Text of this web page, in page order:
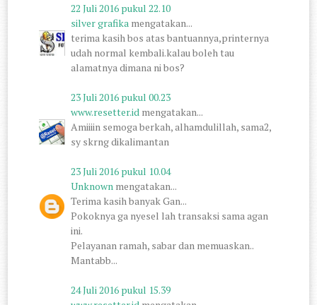
22 Juli 2016 pukul 22.10
silver grafika mengatakan...
terima kasih bos atas bantuannya,printernya
udah normal kembali.kalau boleh tau
alamatnya dimana ni bos?
23 Juli 2016 pukul 00.23
www.resetter.id mengatakan...
Amiiiin semoga berkah, alhamdulillah, sama2,
sy skrng dikalimantan
23 Juli 2016 pukul 10.04
Unknown mengatakan...
Terima kasih banyak Gan...
Pokoknya ga nyesel lah transaksi sama agan
ini.
Pelayanan ramah, sabar dan memuaskan..
Mantabb...
24 Juli 2016 pukul 15.39